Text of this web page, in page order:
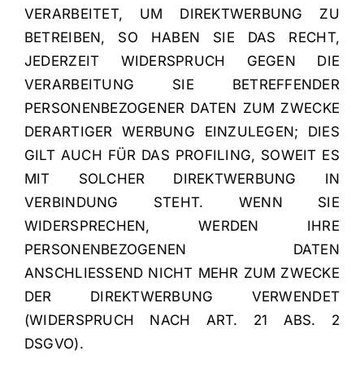
VERARBEITET, UM DIREKTWERBUNG ZU
BETREIBEN, SO HABEN SIE DAS RECHT,
JEDERZEIT WIDERSPRUCH GEGEN DIE
VERARBEITUNG SIE BETREFFENDER
PERSONENBEZOGENER DATEN ZUM ZWECKE
DERARTIGER WERBUNG EINZULEGEN; DIES
GILT AUCH FÜR DAS PROFILING, SOWEIT ES
MIT SOLCHER DIREKTWERBUNG IN
VERBINDUNG STEHT. WENN SIE
WIDERSPRECHEN, WERDEN IHRE
PERSONENBEZOGENEN DATEN
ANSCHLIESSEND NICHT MEHR ZUM ZWECKE
DER DIREKTWERBUNG VERWENDET
(WIDERSPRUCH NACH ART. 21 ABS. 2
DSGVO).